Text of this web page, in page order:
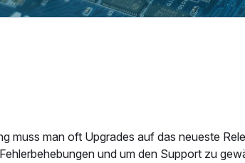
muss man oft Upgrades auf das neueste
und um den Support zu